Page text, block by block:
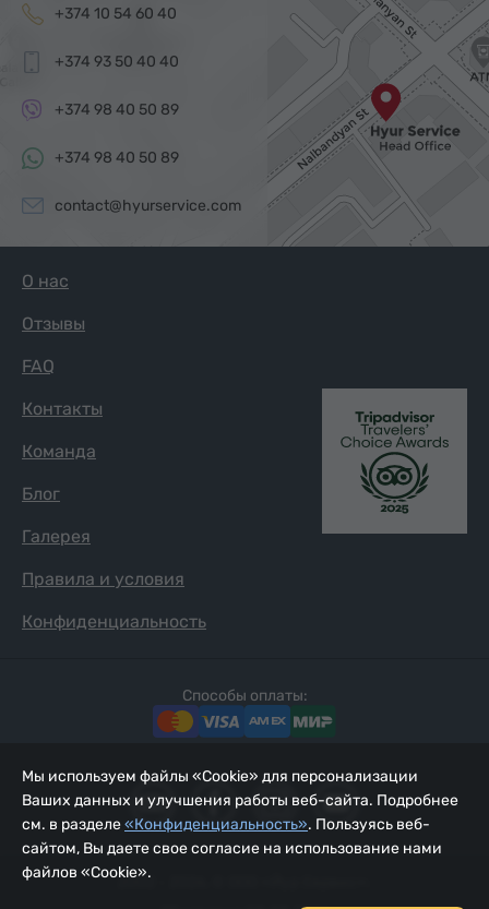
+374 10 54 60 40
+374 93 50 40 40
+374 98 40 50 89
+374 98 40 50 89
contact@hyurservice.com
О нас
Отзывы
FAQ
Контакты
Команда
Блог
Галерея
Правила и условия
Конфиденциальность
Способы оплаты:
2002 - 2026, © ООО «Йур Сервис»;
Мы используем файлы «Cookie» для персонализации
Ваших данных и улучшения работы веб-сайта. Подробнее
см. в разделе«Конфиденциальность». Пользуясь веб-
сайтом, Вы даете свое согласие на использование нами
файлов «Cookie».